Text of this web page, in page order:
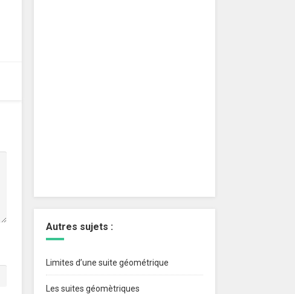
Autres sujets :
Limites d’une suite géométrique
Les suites géomètriques